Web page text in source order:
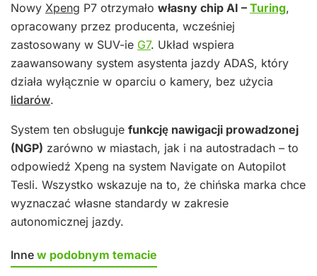
Nowy Xpeng P7 otrzymało własny chip AI – Turing,
opracowany przez producenta, wcześniej
zastosowany w SUV-ie G7. Układ wspiera
zaawansowany system asystenta jazdy ADAS, który
działa wyłącznie w oparciu o kamery, bez użycia
lidarów.
System ten obsługuje funkcję nawigacji prowadzonej
(NGP) zarówno w miastach, jak i na autostradach – to
odpowiedź Xpeng na system Navigate on Autopilot
Tesli. Wszystko wskazuje na to, że chińska marka chce
wyznaczać własne standardy w zakresie
autonomicznej jazdy.
Inne w podobnym temacie